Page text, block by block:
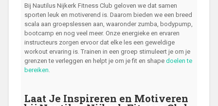
Bij Nautilus Nijkerk Fitness Club geloven we dat samen
sporten leuk en motiverend is. Daarom bieden we een breed
scala aan groepslessen aan, waaronder zumba, bodypump,
bootcamp en nog veel meer. Onze energieke en ervaren
instructeurs zorgen ervoor dat elke les een geweldige
workout ervaring is. Trainen in een groep stimuleert je om je
grenzen te verleggen en helpt je om je fit en shape doelen te
bereiken
Laat Je Inspireren en Motiveren